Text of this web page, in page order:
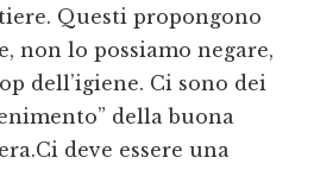
Questi propongono
non lo possiamo negare,
dell’igiene. Ci sono dei
della buona
deve essere una